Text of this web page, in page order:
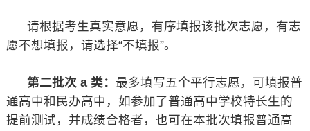
请根据考生真实意愿，有序填报该批次志愿，有志
愿不想填报，请选择“不填报”。
第二批次 a 类： 最多填写五个平行志愿，可填报普
通高中和民办高中，如参加了普通高中学校特长生的
提前测试，并成绩合格者，也可在本批次填报普通高